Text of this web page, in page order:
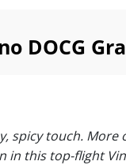
DOCG
spicy touch.
in this top-flight